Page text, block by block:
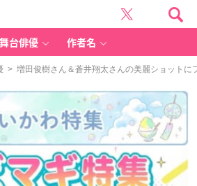
舞台俳優 作者名
> 増田俊樹さん＆蒼井翔太さんの美麗ショットに